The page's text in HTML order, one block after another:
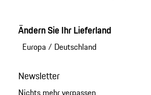
Ändern Sie Ihr Lieferland
Europa / Deutschland
Newsletter